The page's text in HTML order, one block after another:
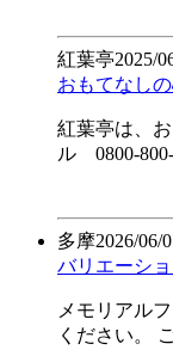
紅葉亭2025/
おもてなし
紅葉亭は、
ル 0800-
多摩2026/06/
バリエーシ
メモリアル
ください。